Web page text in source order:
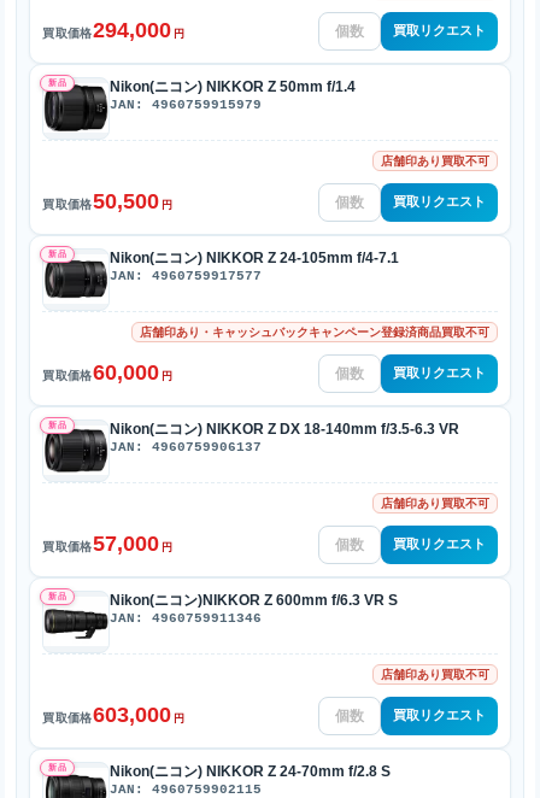
買取価格294,000 円 買取リクエスト
新品 Nikon(ニコン) NIKKOR Z 50mm f/1.4
JAN: 4960759915979
店舗印あり買取不可
買取価格50,500 円 買取リクエスト
新品 Nikon(ニコン) NIKKOR Z 24-105mm f/4-7.1
JAN: 4960759917577
店舗印あり・キャッシュバックキャンペーン登録済商品買取不可
買取価格60,000 円 買取リクエスト
新品 Nikon(ニコン) NIKKOR Z DX 18-140mm f/3.5-6.3 VR
JAN: 4960759906137
店舗印あり買取不可
買取価格57,000 円 買取リクエスト
新品 Nikon(ニコン)NIKKOR Z 600mm f/6.3 VR S
JAN: 4960759911346
店舗印あり買取不可
買取価格603,000 円 買取リクエスト
新品 Nikon(ニコン) NIKKOR Z 24-70mm f/2.8 S
JAN: 4960759902115